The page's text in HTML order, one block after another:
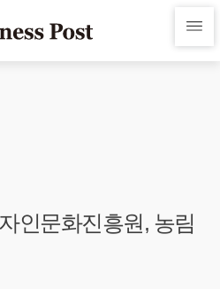
인문화진흥원, 농림